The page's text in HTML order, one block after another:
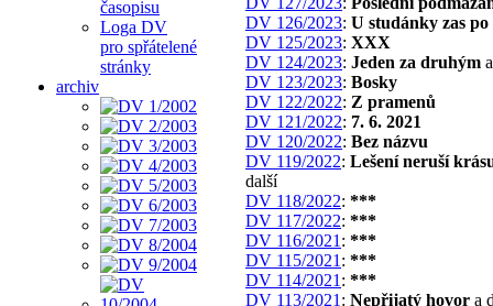
časopisu
Loga DV
pro spřátelené
stránky
archiv
DV 126/2023: U studánky zas po
DV 125/2023: XXX
DV 124/2023: Jeden za druhým
DV 123/2023: Bosky
DV 122/2022: Z pramenů
DV 121/2022: 7. 6. 2021
DV 120/2022: Bez názvu
DV 119/2022: Lešení neruší
další
DV 118/2022: ***
DV 117/2022: ***
DV 116/2021 : ***
DV 115/2021 : ***
DV 114/2021 : ***
DV 113/2021 : Nepřijatý hovor a